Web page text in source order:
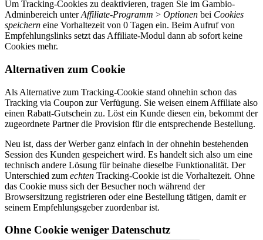
Um Tracking-Cookies zu deaktivieren, tragen Sie im Gambio-
Adminbereich unterAffiliate-Programm > Optionen bei Cookies
speichern eine Vorhaltezeit von 0 Tagen ein. Beim Aufruf von
Empfehlungslinks setzt das Affiliate-Modul dann ab sofort keine
Cookies mehr.
Alternativen zum Cookie
Als Alternative zum Tracking-Cookie stand ohnehin schon das
Tracking via Coupon zur Verfügung. Sie weisen einem Affiliate also
einen Rabatt-Gutschein zu. Löst ein Kunde diesen ein, bekommt der
zugeordnete Partner die Provision für die entsprechende Bestellung.
Neu ist, dass der Werber ganz einfach in der ohnehin bestehenden
Session des Kunden gespeichert wird. Es handelt sich also um eine
technisch andere Lösung für beinahe dieselbe Funktionalität. Der
Unterschied zum echten Tracking-Cookie ist die Vorhaltezeit. Ohne
das Cookie muss sich der Besucher noch während der
Browsersitzung registrieren oder eine Bestellung tätigen, damit er
seinem Empfehlungsgeber zuordenbar ist.
Ohne Cookie weniger Datenschutz